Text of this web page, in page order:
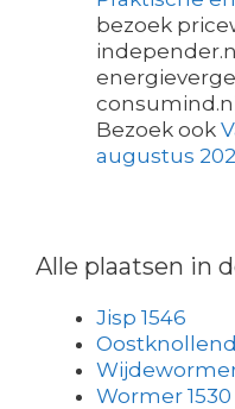
bezoek
Bezoek ook
augustus
Alle plaatsen in
Jisp 1546
Wijdewormer
Wormer 1530